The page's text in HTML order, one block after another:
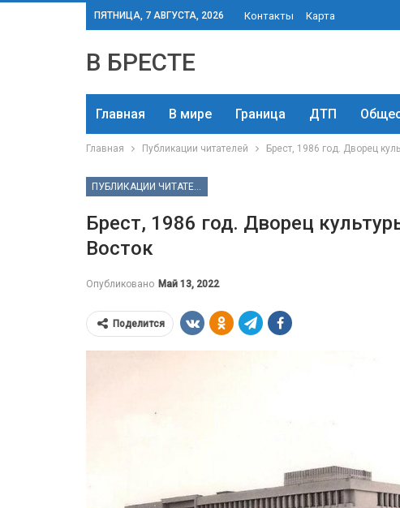
ПЯТНИЦА, 7 АВГУСТА, 2026 Контакты Карта
В БРЕСТЕ
Главная В мире Граница ДТП
Главная Публикации читателей Брест, 1986 год. Дворец
ПУБЛИКАЦИИ ЧИТАТЕЛЕЙ
Брест, 1986 год. Дворец
Восток
Опубликовано Май 13, 2022
Поделится